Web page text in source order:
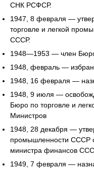
СНК РСФСР.
1947, 8 февраля —
торговле и легкой
СССР.
1948—1953 — член
1948, февраль —
1948, 16 февраля —
1948, 9 июля —
Бюро по торговле и
Министров
1948, 28 декабря —
промышленности СССР
министра финансов
1949, 7 февраля —